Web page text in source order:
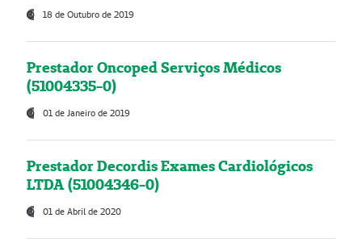
18 de Outubro de 2019
Prestador Oncoped Serviços Médicos
(51004335-0)
01 de Janeiro de 2019
Prestador Decordis Exames Cardiológicos
LTDA (51004346-0)
01 de Abril de 2020